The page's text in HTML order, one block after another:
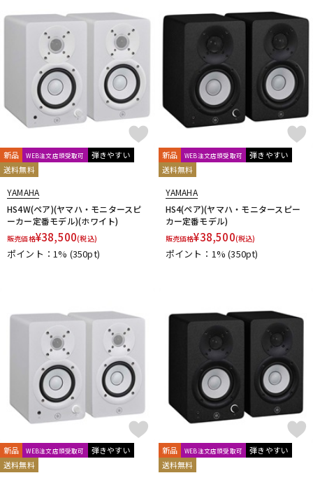
新品 WEB注文店頭受取可
弾きやすい
送料無料
YAMAHA
HS4W(ペア)(ヤマハ・モニタースピ
ーカー定番モデル)(ホワイト)
販売価格¥38,500(税込)
ポイント：1% (350pt)
新品 WEB注文店頭受取可
弾きやすい
送料無料
YAMAHA
HS4(ペア)(ヤマハ・モニタースピー
カー定番モデル)
販売価格¥38,500(税込)
ポイント：1%(350pt)
新品 WEB注文店頭受取可
弾きやすい
送料無料
新品 WEB注文店頭受取可
弾きやすい
送料無料